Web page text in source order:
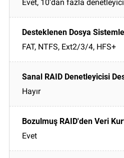
Evet, 10'dan fazla denetleyici
FAT, NTFS, Ext2/3/4, HFS+
Hayır
Evet